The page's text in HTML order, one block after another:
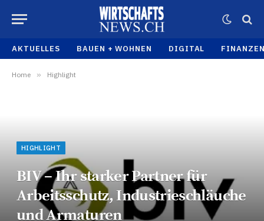
AKTUELLES BAUEN + WOHNEN DIGITAL
Home » Highlight
HIGHLIGHT
BIV – Ihr starker Partner für
Arbeitsschutz, Industrieschläuche
und Armaturen